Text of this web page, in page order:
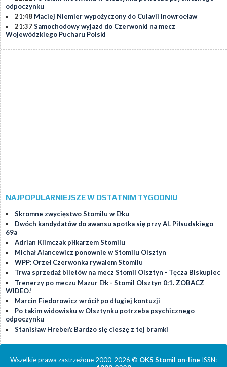
odpoczynku
21:48 Maciej Niemier wypożyczony do Cuiavii Inowrocław
21:37Samochodowy wyjazd do Czerwonki na mecz
Wojewódzkiego Pucharu Polski
NAJPOPULARNIEJSZE W OSTATNIM TYGODNIU
Skromne zwycięstwo Stomilu w Ełku
Dwóch kandydatów do awansu spotka się przy Al. Piłsudskiego
69a
Adrian Klimczak piłkarzem Stomilu
Michał Alancewicz ponownie w Stomilu Olsztyn
WPP: Orzeł Czerwonka rywalem Stomilu
Trwa sprzedaż biletów na mecz Stomil Olsztyn - Tęcza Biskupiec
Trenerzy po meczu Mazur Ełk - Stomil Olsztyn 0:1. ZOBACZ
WIDEO!
Marcin Fiedorowicz wrócił po długiej kontuzji
Po takim widowisku w Olsztynku potrzeba psychicznego
odpoczynku
Stanisław Hrebeń: Bardzo się cieszę z tej bramki
Wszelkie prawa zastrzeżone 2000-2026 © OKS Stomil on-line ISSN: